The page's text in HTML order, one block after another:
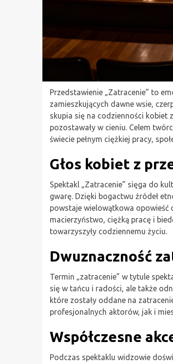
Przedstawienie „Zatracenie” to
zamieszkujących dawne wsie,
skupia się na codzienności kobiet
pozostawały w cieniu. Celem
świecie pełnym ciężkiej pracy,
Głos kobiet z
Spektakl „Zatracenie” sięga do
gwarę. Dzięki bogactwu źródeł
powstaje wielowątkowa opowieść
macierzyństwo, ciężką pracę i
towarzyszyły codziennemu życiu.
Dwuznaczność
Termin „zatracenie” w tytule
się w tańcu i radości, ale także
które zostały oddane na
profesjonalnych aktorów, jak i
Współczesne
Podczas spektaklu widzowie